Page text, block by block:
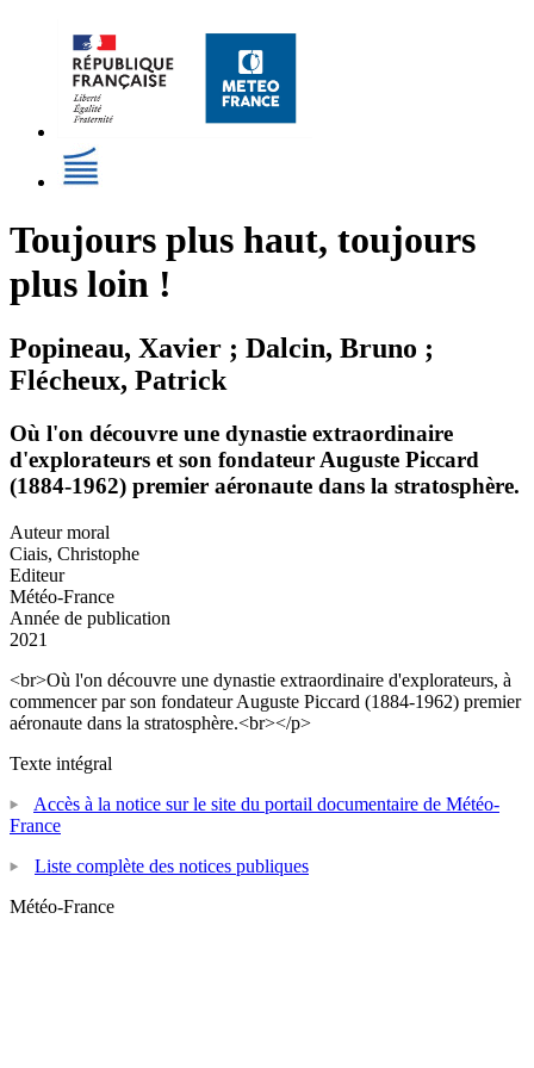
Toujours plus haut, toujours
plus loin !
Popineau, Xavier ; Dalcin, Bruno ;
Flécheux, Patrick
Où l'on découvre une dynastie extraordinaire
d'explorateurs et son fondateur Auguste Piccard
(1884-1962) premier aéronaute dans la stratosphère.
Auteur moral
Ciais, Christophe
Editeur
Météo-France
Année de publication
2021
<br>Où l'on découvre une dynastie extraordinaire d'explorateurs, à
commencer par son fondateur Auguste Piccard (1884-1962) premier
aéronaute dans la stratosphère.<br></p>
Texte intégral
Accès à la notice sur le site du portail documentaire de Météo-
France
Liste complète des notices publiques
Météo-France